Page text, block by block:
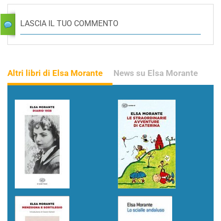
LASCIA IL TUO COMMENTO
Altri libri di Elsa Morante News su Elsa Morante